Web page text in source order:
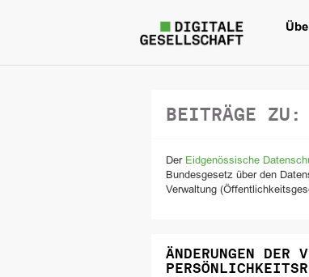
BEITRÄGE ZU:
Der Eidgenössische
Bundesgesetz über den
Verwaltung
ÄNDERUNGEN DER